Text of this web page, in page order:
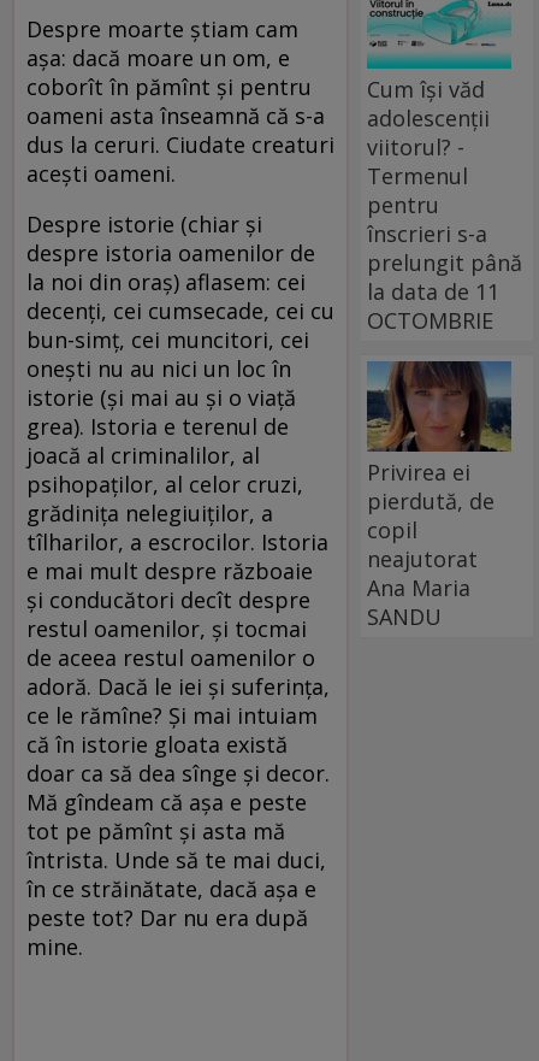
Despre moarte știam cam
așa: dacă moare un om, e
coborît în pămînt și pentru
oameni asta înseamnă că s-a
dus la ceruri. Ciudate creaturi
acești oameni.
Despre istorie (chiar și
despre istoria oamenilor de
la noi din oraș) aflasem: cei
decenți, cei cumsecade, cei cu
bun-simț, cei muncitori, cei
onești nu au nici un loc în
istorie (și mai au și o viață
grea). Istoria e terenul de
joacă al criminalilor, al
psihopaților, al celor cruzi,
grădinița nelegiuiților, a
tîlharilor, a escrocilor. Istoria
e mai mult despre războaie
și conducători decît despre
restul oamenilor, și tocmai
de aceea restul oamenilor o
adoră. Dacă le iei și suferința,
ce le rămîne? Și mai intuiam
că în istorie gloata există
doar ca să dea sînge și decor.
Mă gîndeam că așa e peste
tot pe pămînt și asta mă
întrista. Unde să te mai duci,
în ce străinătate, dacă așa e
peste tot? Dar nu era după
mine.
Cum își văd
adolescenții
viitorul? -
Termenul
pentru
înscrieri s-a
prelungit până
la data de 11
OCTOMBRIE
Privirea ei
pierdută, de
copil
neajutorat
Ana Maria
SANDU